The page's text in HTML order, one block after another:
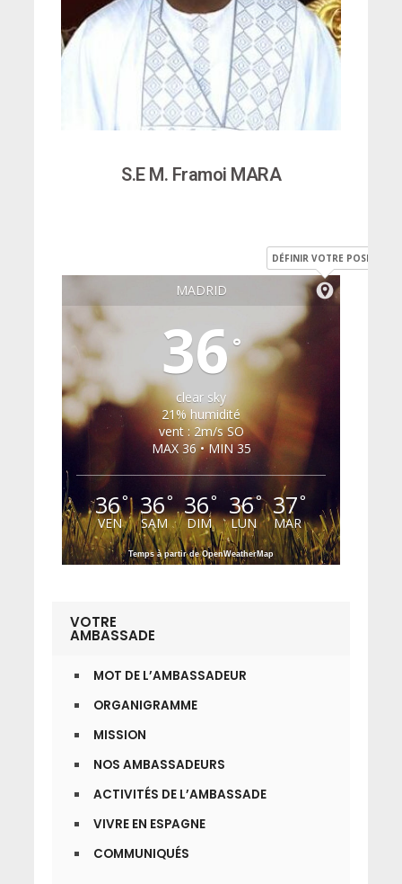
S.E M. Framoi MARA
MADRID
DÉFINIR VOTRE POSITION
36°
clear sky
21% humidité
vent : 2m/s SO
MAX 36 • MIN 35
36°
VEN
36°
SAM
36°
DIM
36°
LUN
37°
MAR
Temps à partir de OpenWeatherMap
VOTRE
AMBASSADE
MOT DE L’AMBASSADEUR
ORGANIGRAMME
MISSION
NOS AMBASSADEURS
ACTIVITÉS DE L’AMBASSADE
VIVRE EN ESPAGNE
COMMUNIQUÉS